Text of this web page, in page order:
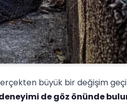
büyük bir değişim
de göz önünde